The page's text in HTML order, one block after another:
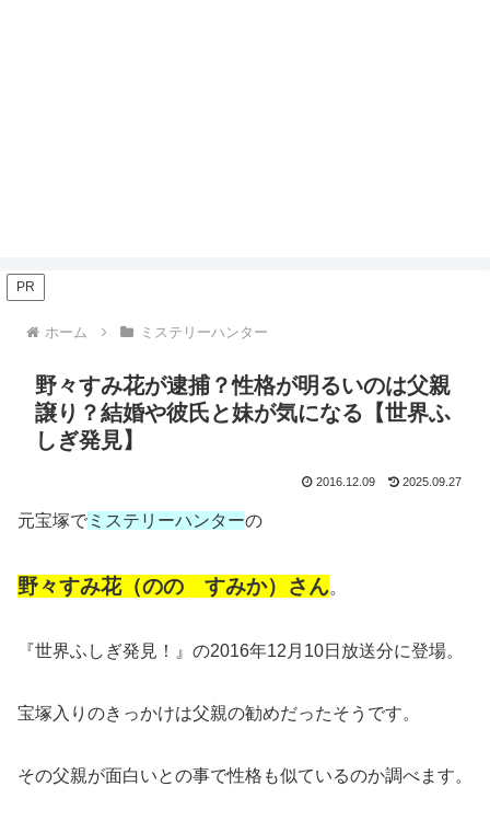
PR
ホーム ミステリーハンター
野々すみ花が逮捕？性格が明るいのは父親
譲り？結婚や彼氏と妹が気になる【世界ふ
しぎ発見】
2016.12.09 2025.09.27
元宝塚で ミステリーハンターの
野々すみ花（のの すみか）さん。
『世界ふしぎ発見！』の2016年12月10日放送分に登場。
宝塚入りのきっかけは父親の勧めだったそうです。
その父親が面白いとの事で性格も似ているのか調べます。